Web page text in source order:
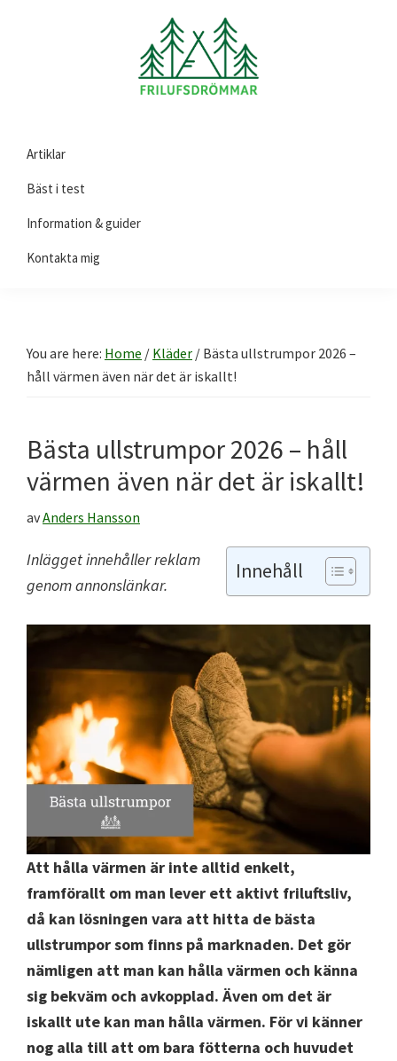
hittar
du
och
tips
ditt
Artiklar
Bäst i test
Information & guider
Kontakta mig
You are here: Home / Kläder / Bästa ullstrumpor 2026 –
håll värmen även när det är iskallt!
Bästa ullstrumpor 2026 – håll
värmen även när det är iskallt!
avAnders Hansson
Innehåll
Inlägget innehåller reklam
genom annonslänkar.
Att hålla värmen är inte alltid enkelt,
framförallt om man lever ett aktivt friluftsliv,
då kan lösningen vara att hitta de bästa
ullstrumpor som finns på marknaden. Det gör
nämligen att man kan hålla värmen och känna
sig bekväm och avkopplad. Även om det är
iskallt ute kan man hålla värmen. För vi känner
nog alla till att om bara fötterna och huvudet